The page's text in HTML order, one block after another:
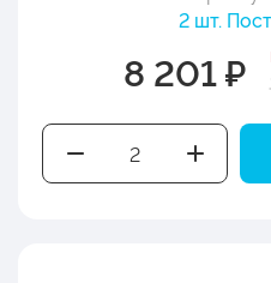
2 шт.
8 201 ₽